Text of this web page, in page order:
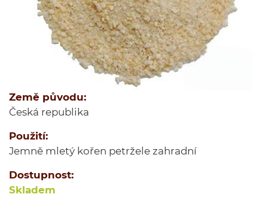
Jednodruhové koření
Kořenící směsi
Kořenící směsi pro masnou výrobu
Minutkové šťávy a omáčky
Ovoce sušené
Polévky
Cukry a dochucovací cukry
Soli a dochucovací soli
Maďarské originální kořenící speciality
Sušené houby
Země původu:
Česká republika
Použití:
Jemně mletý kořen petržele zahradní
Dostupnost:
Skladem